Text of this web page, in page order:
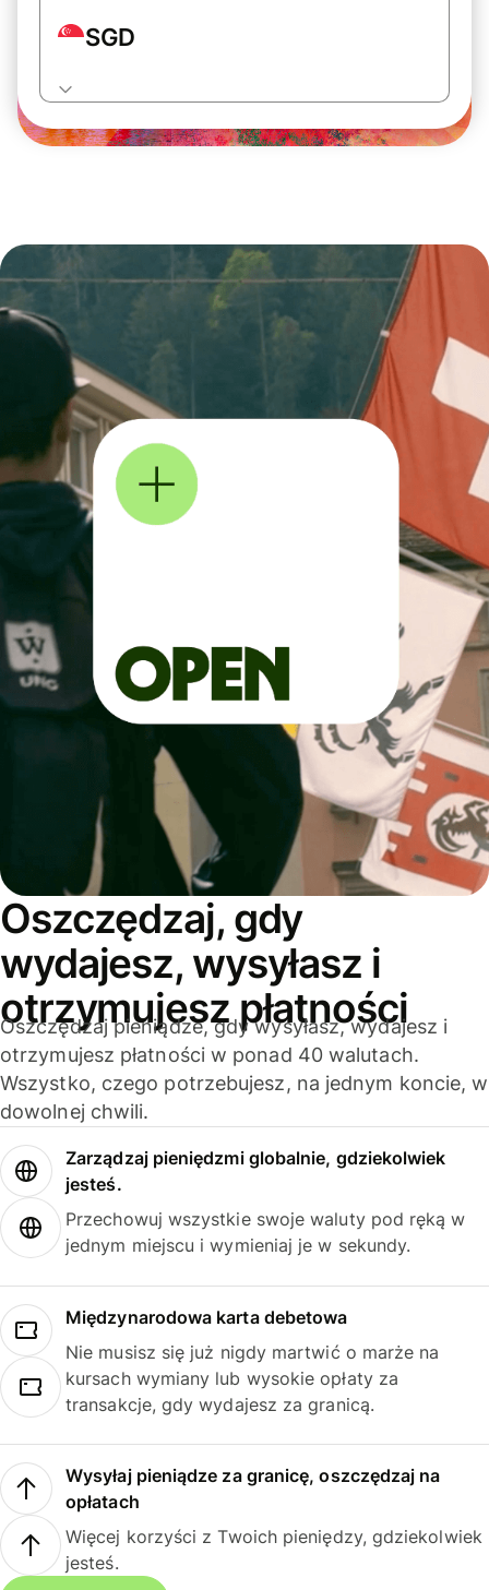
SGD
Oszczędzaj, gdy
wydajesz, wysyłasz i
otrzymujesz płatności
Oszczędzaj pieniądze, gdy wysyłasz, wydajesz i
otrzymujesz płatności w ponad 40 walutach.
Wszystko, czego potrzebujesz, na jednym koncie, w
dowolnej chwili.
Zarządzaj pieniędzmi globalnie, gdziekolwiek
jesteś.
Przechowuj wszystkie swoje waluty pod ręką w
jednym miejscu i wymieniaj je w sekundy.
Międzynarodowa karta debetowa
Nie musisz się już nigdy martwić o marże na
kursach wymiany lub wysokie opłaty za
transakcje, gdy wydajesz za granicą.
Wysyłaj pieniądze za granicę, oszczędzaj na
opłatach
Więcej korzyści z Twoich pieniędzy, gdziekolwiek
jesteś.